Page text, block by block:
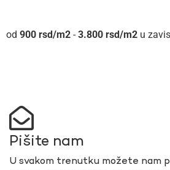
900 rsd - 3.800 rsd u
Pišite nam
U svakom trenutku možete nam